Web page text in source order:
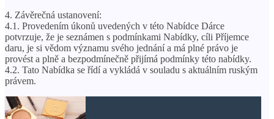
4. Závěrečná ustanovení:
4.1. Provedením úkonů uvedených v této Nabídce Dárce
potvrzuje, že je seznámen s podmínkami Nabídky, cíli Příjemce
daru, je si vědom významu svého jednání a má plné právo je
provést a plně a bezpodmínečně přijímá podmínky této nabídky.
4.2. Tato Nabídka se řídí a vykládá v souladu s aktuálním ruským
právem.